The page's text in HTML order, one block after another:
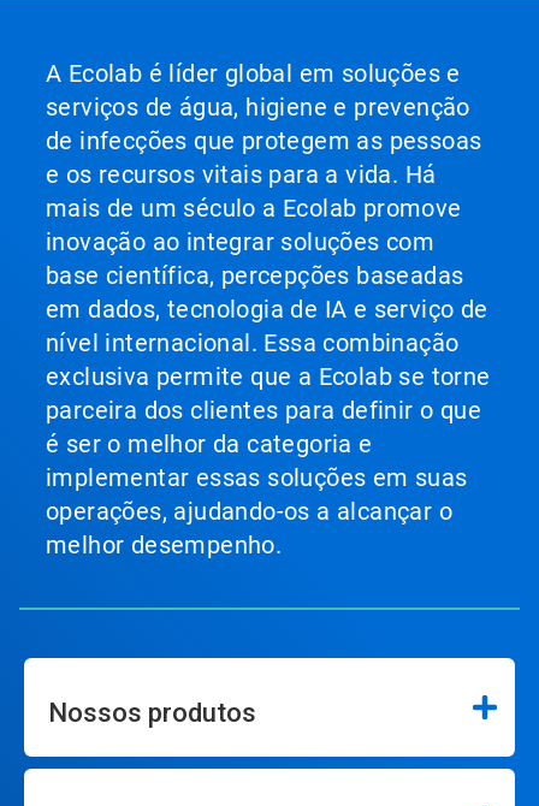
A Ecolab é líder global em soluções e
serviços de água, higiene e prevenção
de infecções que protegem as pessoas
e os recursos vitais para a vida. Há
mais de um século a Ecolab promove
inovação ao integrar soluções com
base científica, percepções baseadas
em dados, tecnologia de IA e serviço de
nível internacional. Essa combinação
exclusiva permite que a Ecolab se torne
parceira dos clientes para definir o que
é ser o melhor da categoria e
implementar essas soluções em suas
operações, ajudando-os a alcançar o
melhor desempenho.
Nossos produtos